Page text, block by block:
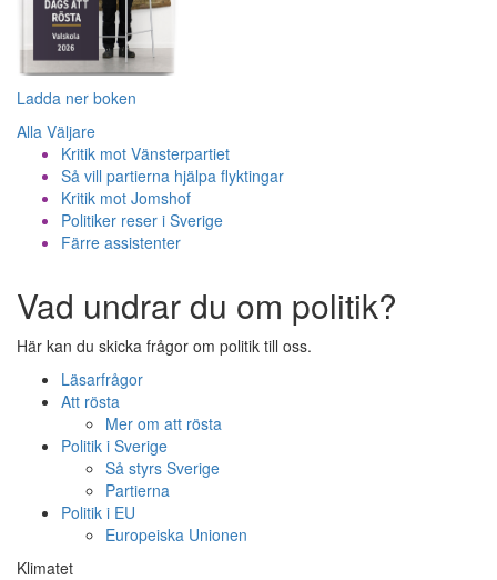
Ladda ner boken
Alla Väljare
Kritik mot Vänsterpartiet
Så vill partierna hjälpa flyktingar
Kritik mot Jomshof
Politiker reser i Sverige
Färre assistenter
Vad undrar du om politik?
Här kan du skicka frågor om politik till oss.
Läsarfrågor
Att rösta
Mer om att rösta
Politik i Sverige
Så styrs Sverige
Partierna
Politik i EU
Europeiska Unionen
Klimatet